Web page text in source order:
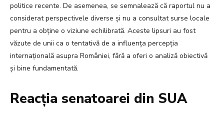
politice recente. De asemenea, se semnalează că raportul nu a
considerat perspectivele diverse și nu a consultat surse locale
pentru a obține o viziune echilibrată. Aceste lipsuri au fost
văzute de unii ca o tentativă de a influența percepția
internațională asupra României, fără a oferi o analiză obiectivă
și bine fundamentată.
Reacția senatoarei din SUA